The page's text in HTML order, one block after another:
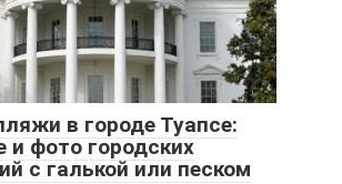
в городе Туапсе:
и фото городских
с галькой или песком